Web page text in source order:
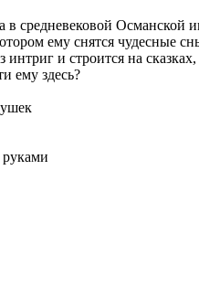
в средневековой Османской
ему снятся чудесные
интриг и строится на
ему здесь?